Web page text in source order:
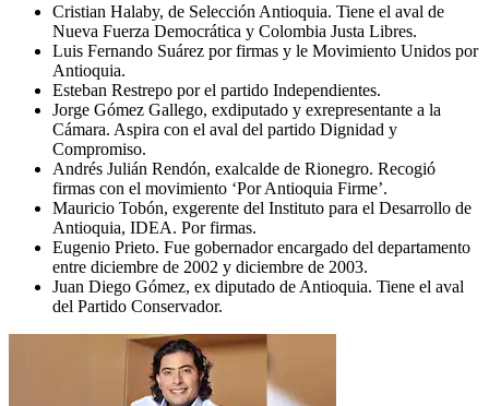
Cristian Halaby, de Selección Antioquia. Tiene el aval de
Nueva Fuerza Democrática y Colombia Justa Libres.
Luis Fernando Suárez por firmas y le Movimiento Unidos por
Antioquia.
Esteban Restrepo por el partido Independientes.
Jorge Gómez Gallego, exdiputado y exrepresentante a la
Cámara. Aspira con el aval del partido Dignidad y
Compromiso.
Andrés Julián Rendón, exalcalde de Rionegro. Recogió
firmas con el movimiento ‘Por Antioquia Firme’.
Mauricio Tobón, exgerente del Instituto para el Desarrollo de
Antioquia, IDEA. Por firmas.
Eugenio Prieto. Fue gobernador encargado del departamento
entre diciembre de 2002 y diciembre de 2003.
Juan Diego Gómez, ex diputado de Antioquia. Tiene el aval
del Partido Conservador.